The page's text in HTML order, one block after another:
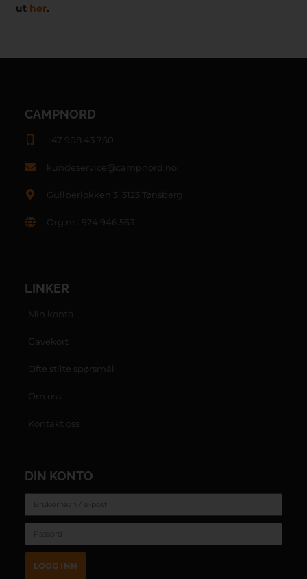
ut her.
CAMPNORD
+47 908 43 760
kundeservice@campnord.no
Gullberlokken 3, 3123 Tønsberg
Org.nr.: 924.946.563
LINKER
Min konto
Gavekort
Ofte stilte spørsmål
Om oss
Kontakt oss
DIN KONTO
LOGG INN